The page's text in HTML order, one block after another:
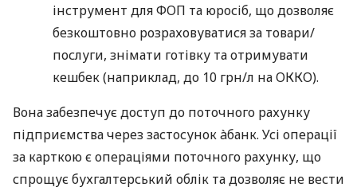
інструмент для ФОП та юросіб, що дозволяє
безкоштовно розраховуватися за товари/
послуги, знімати готівку та отримувати
кешбек (наприклад, до 10 грн/л на ОККО).
Вона забезпечує доступ до поточного рахунку
підприємства через застосунок àбанк. Усі операції
за карткою є операціями поточного рахунку, що
спрощує бухгалтерський облік та дозволяє не вести